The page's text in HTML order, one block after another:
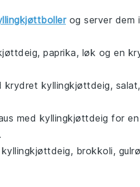
og server dem
paprika, løk og en
kyllingkjøttdeig,
med kyllingkjøttdeig for
brokkoli,